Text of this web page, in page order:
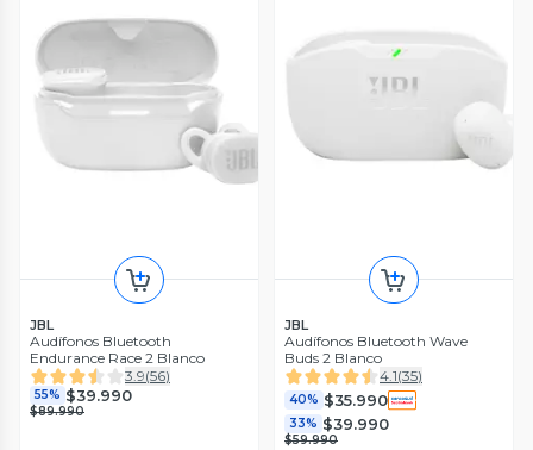
JBL
Audífonos Bluetooth
Endurance Race 2 Blanco
3.9(56)
55% $39.990
$89.990
JBL
Audífonos Bluetooth Wave
Buds 2 Blanco
4.1(35)
40% $35.990
33% $39.990
$59.990